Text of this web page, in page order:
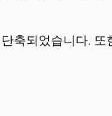
축되었습니다.